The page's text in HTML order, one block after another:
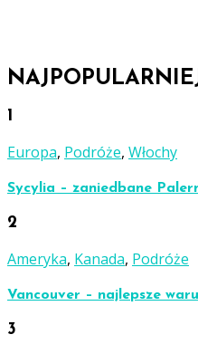
1
Europa, Podróże, Włochy
Sycylia – zaniedbane
2
Ameryka, Kanada, Podróże
Vancouver – najlepsze
3